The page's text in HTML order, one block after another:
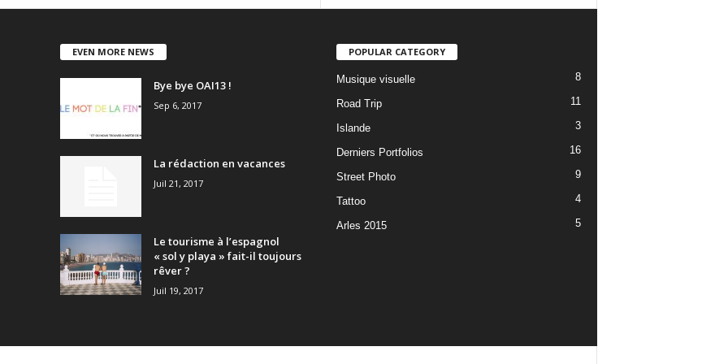
EVEN MORE NEWS
Bye bye OAI13 !
Sep 6, 2017
La rédaction en vacances
Juil 21, 2017
Le tourisme à l’espagnol
« sol y playa » fait-il toujours
rêver ?
Juil 19, 2017
POPULAR CATEGORY
Musique visuelle 8
Road Trip 11
Islande 3
Derniers Portfolios 16
Street Photo 9
Tattoo 4
Arles 2015 5